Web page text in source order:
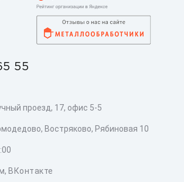
55
проезд, 17, офис 5-5
Востряково, Рябиновая 10
, ВКонтакте